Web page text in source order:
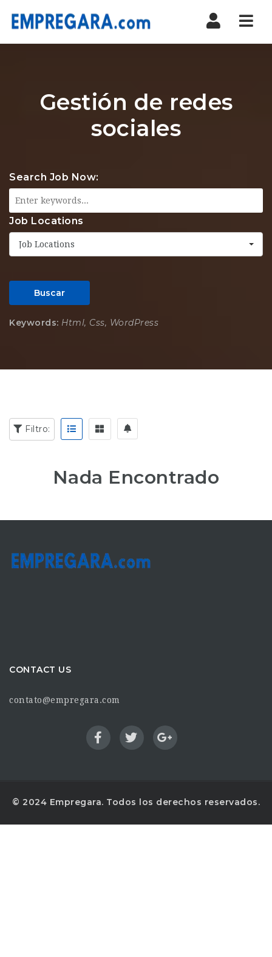
Gestión de redes
sociales
Search Job Now:
Job Locations
Job Locations
Buscar
Keywords: Html, Css, WordPress
Filtro:
Nada Encontrado
CONTACT US
contato@empregara.com
© 2024 Empregara. Todos los derechos reservados.